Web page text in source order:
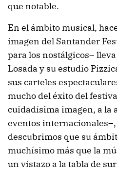
que notable.
En el ámbito musical,
imagen del Santander
para los nostálgicos–
Losada y su estudio
sus carteles
mucho del éxito del
cuidadísima imagen, a la
eventos
descubrimos que su
muchísimo más que la
un vistazo a la tabla de